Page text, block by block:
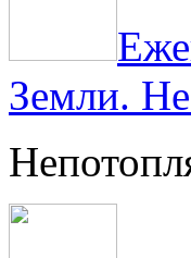
Земли.